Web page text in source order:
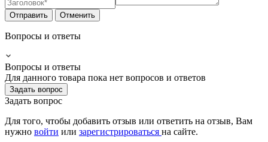
Отправить Отменить
Вопросы и ответы
Вопросы и ответы
Для данного товара пока нет вопросов и ответов
Задать вопрос
Задать вопрос
Для того, чтобы добавить отзыв или ответить на отзыв, Вам
нужно войти или зарегистрироваться на сайте.